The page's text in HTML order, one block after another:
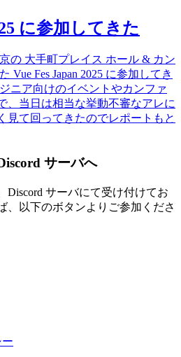
に参加してきた
の 大手町プレイス ホール & カン
Vue Fes Japan 2025 に参加してき
ニア向けのイベントやカンファ
、当日は相当な挙動不審なアレに
見て回ってきたのでレポートもと
サーバへ
Discord サーバにて受け付けてお
、以下のボタンよりご参加くださ